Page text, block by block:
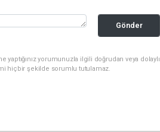
Gönder
yorumunuzla ilgili doğrudan veya dolaylı
hiçbir şekilde sorumlu tutulamaz.